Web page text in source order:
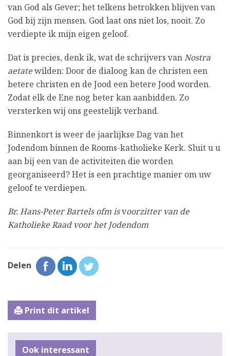
van God als Gever; het telkens betrokken blijven van
God bij zijn mensen. God laat ons niet los, nooit. Zo
verdiepte ik mijn eigen geloof.
Dat is precies, denk ik, wat de schrijvers vanNostra
aetatewilden: Door de dialoog kan de christen een
betere christen en de Jood een betere Jood worden.
Zodat elk de Ene nog beter kan aanbidden. Zo
versterken wij ons geestelijk verband.
Binnenkort is weer de jaarlijkse Dag van het
Jodendom binnen de Rooms-katholieke Kerk. Sluit u u
aan bij een van de activiteiten die worden
georganiseerd? Het is een prachtige manier om uw
geloof te verdiepen.
Br. Hans-Peter Bartels ofm isvoorzitter van de
Katholieke Raad voor het Jodendom
Delen
Print dit artikel
Ook interessant